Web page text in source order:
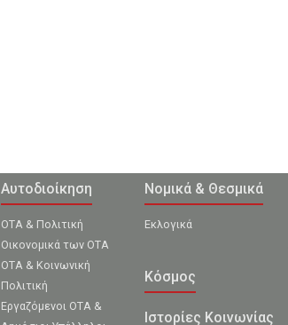
Αυτοδιοίκηση
ΟΤΑ & Πολιτική
Οικονομικά των ΟΤΑ
ΟΤΑ & Κοινωνική
Πολιτική
Εργαζόμενοι ΟΤΑ &
Νομικά & Θεσμικά
Εκλογικά
Κόσμος
Ιστορίες Κοινωνίας